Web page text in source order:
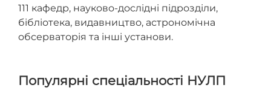
111 кафедр, науково-дослідні підрозділи,
бібліотека, видавництво, астрономічна
обсерваторія та інші установи.
Популярні спеціальності НУЛП